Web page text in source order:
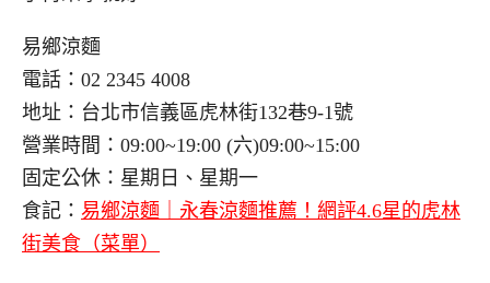
易鄉涼麵
電話：02 2345 4008
地址：台北市信義區虎林街132巷9-1號
營業時間：09:00~19:00 (六)09:00~15:00
固定公休：星期日、星期一
食記： 易鄉涼麵｜永春涼麵推薦！網評4.6星的虎林
街美食（菜單）